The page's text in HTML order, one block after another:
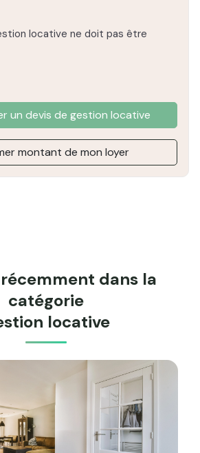
locative ne doit pas être
un devis de gestion locative
montant de mon loyer
dans la
catégorie
locative